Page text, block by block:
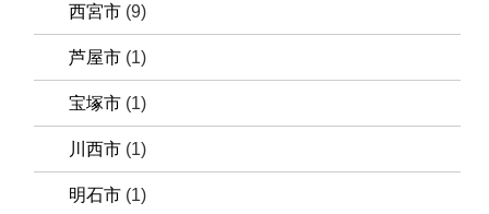
西宮市 (9)
芦屋市 (1)
宝塚市 (1)
川西市 (1)
明石市 (1)